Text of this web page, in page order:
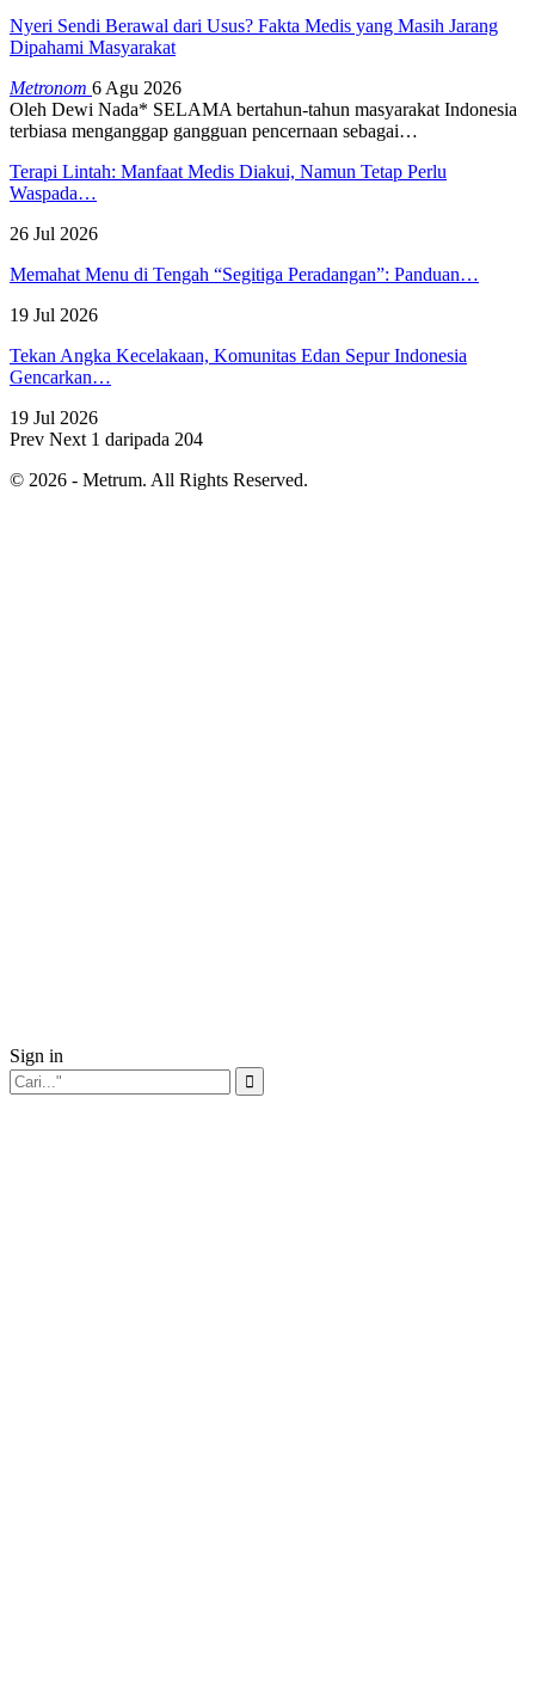
Nyeri Sendi Berawal dari Usus? Fakta Medis yang Masih Jarang
Dipahami Masyarakat
Metronom 6 Agu 2026
Oleh Dewi Nada* SELAMA bertahun-tahun masyarakat Indonesia
terbiasa menganggap gangguan pencernaan sebagai…
Terapi Lintah: Manfaat Medis Diakui, Namun Tetap Perlu
Waspada…
26 Jul 2026
Memahat Menu di Tengah “Segitiga Peradangan”: Panduan…
19 Jul 2026
Tekan Angka Kecelakaan, Komunitas Edan Sepur Indonesia
Gencarkan…
19 Jul 2026
Prev Next 1 daripada 204
© 2026 - Metrum. All Rights Reserved.
Sign in